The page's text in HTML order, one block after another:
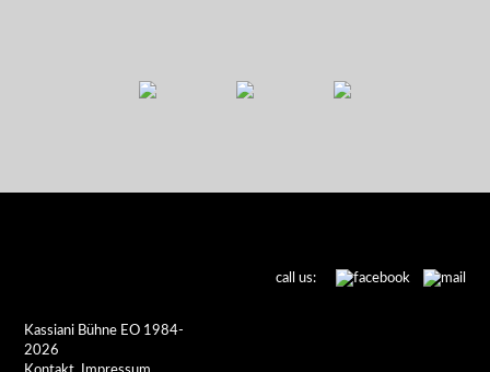
call us:
Kassiani Bühne EO 1984-
2026